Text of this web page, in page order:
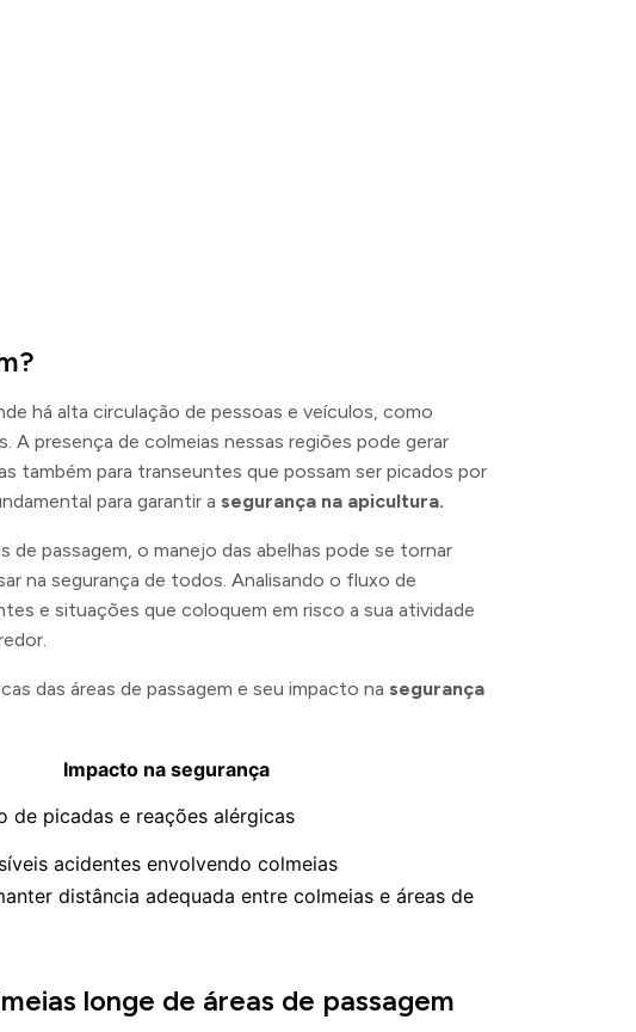
há alta circulação de pessoas e veículos, como
A presença de colmeias nessas regiões pode gerar
também para transeuntes que possam ser picados por
para garantir a segurança na apicultura.
de passagem, o manejo das abelhas pode se tornar
na segurança de todos. Analisando o fluxo de
e situações que coloquem em risco a sua atividade
das áreas de passagem e seu impacto na segurança
Impacto na segurança
de picadas e reações alérgicas
acidentes envolvendo colmeias
distância adequada entre colmeias e áreas de
longe de áreas de passagem